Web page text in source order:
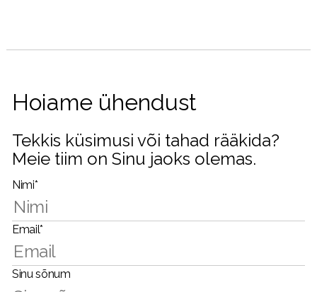
Hoiame ühendust
Tekkis küsimusi või tahad rääkida?
Meie tiim on Sinu jaoks olemas.
Nimi*
Email*
Sinu sõnum